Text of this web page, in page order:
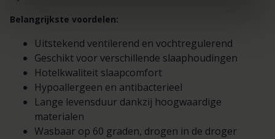
Belangrijkste voordelen:
Uitstekend ventilerend en vochtregulerend
Geschikt voor verschillende slaaphoudingen
Hotelkwaliteit slaapcomfort
Hypoallergeen en antibacterieel
Lange levensduur dankzij hoogwaardige
materialen
Wasbaar op 60 graden, drogen in de droger